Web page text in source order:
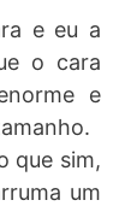
e eu a
o cara
e
que sim,
um